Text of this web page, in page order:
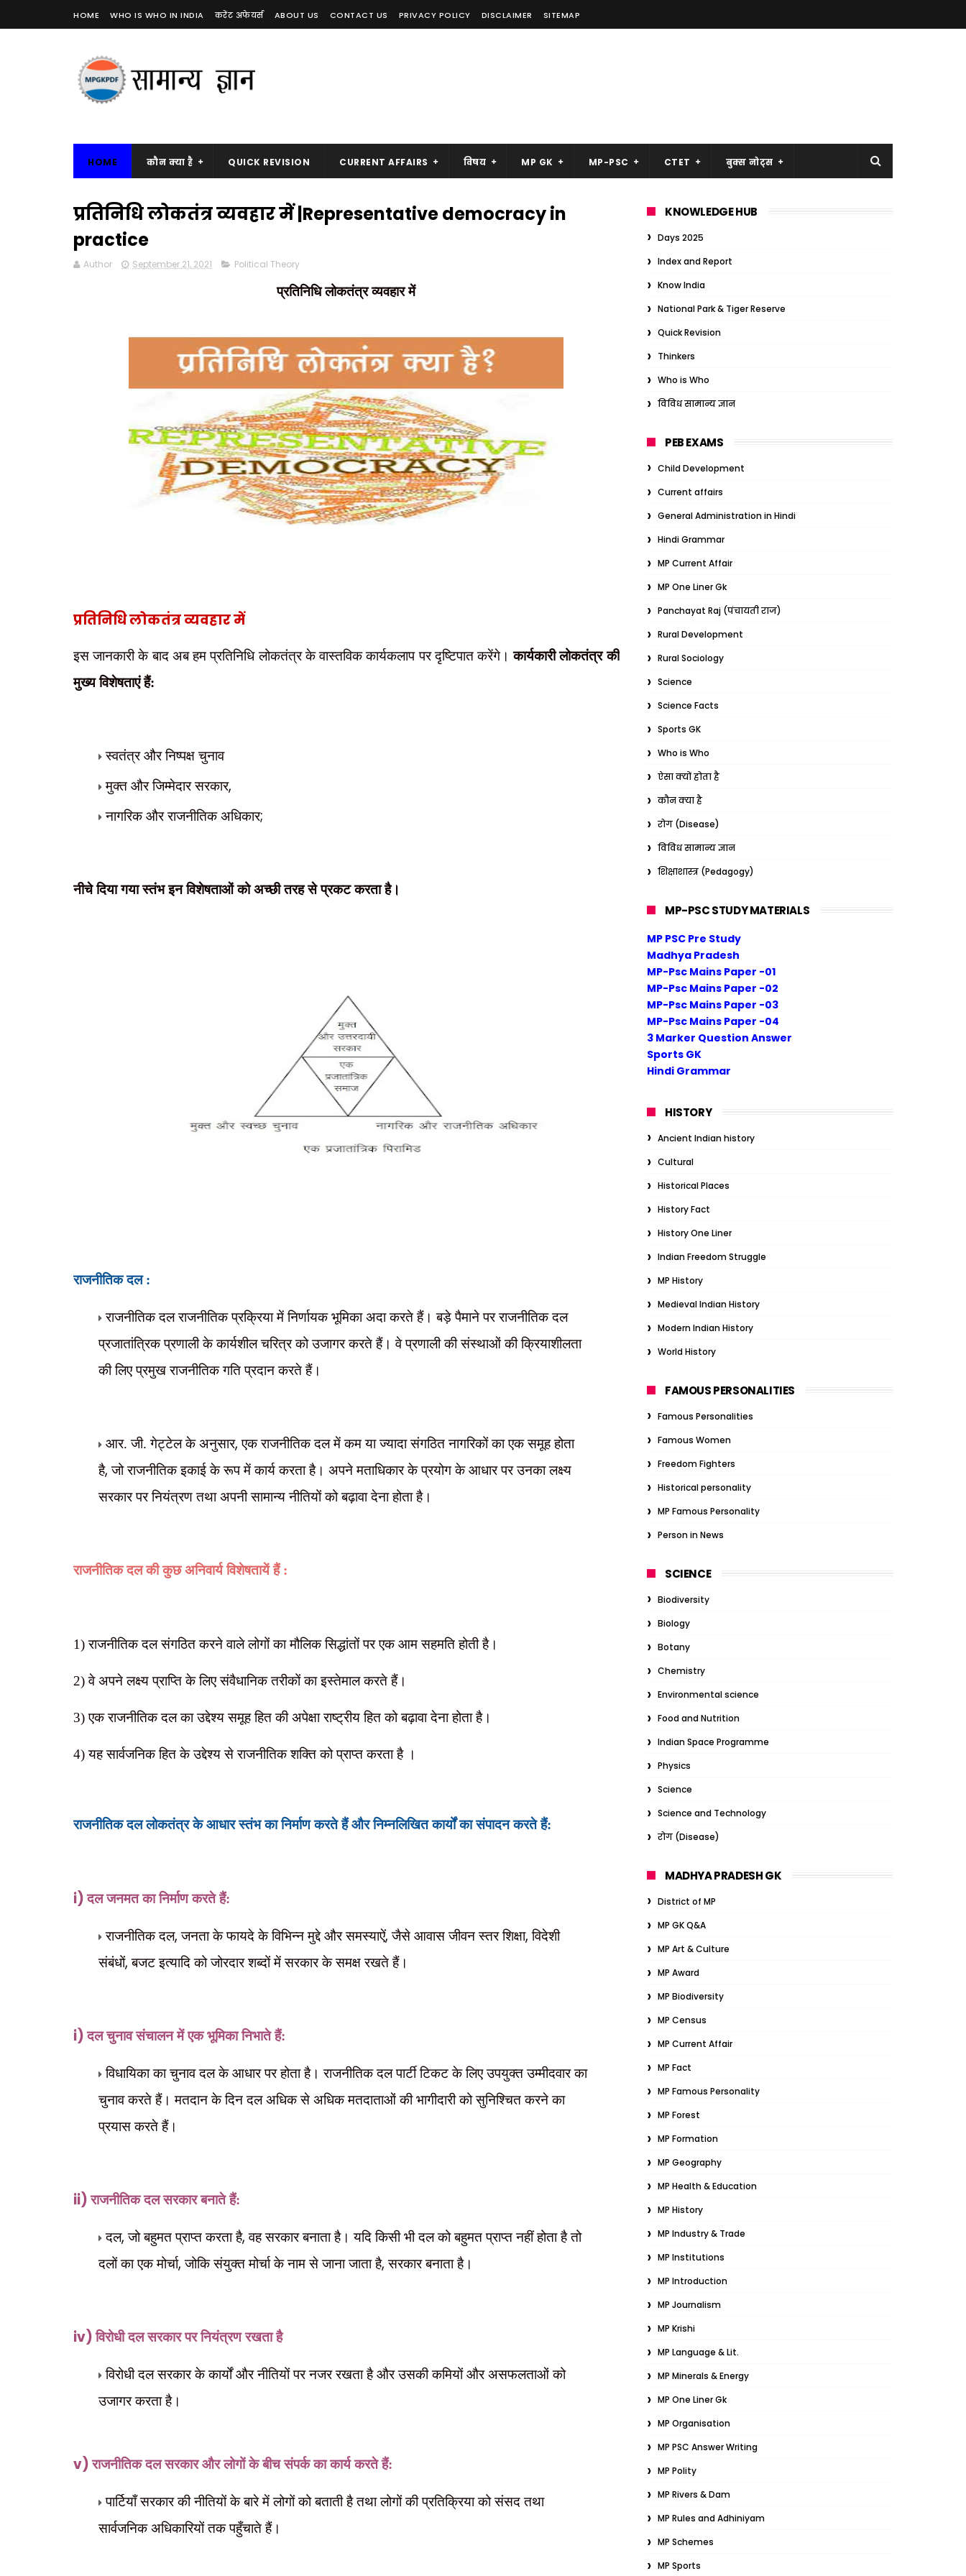
HOME WHO IS WHO IN INDIA करेंट अफेयर्स ABOUT US CONTACT US PRIVACY POLICY DISCLAIMER SITEMAP
HOME कौन क्या है QUICK REVISION CURRENT AFFAIRS विषय MP GK MP-PSC CTET बुक्स नोट्स
प्रतिनिधि लोकतंत्र व्यवहार में |Representative democracy in
practice
Author September 21, 2021 Political Theory
प्रतिनिधि लोकतंत्र व्यवहार में
प्रतिनिधि लोकतंत्र व्यवहार में
इस जानकारी के बाद अब हम प्रतिनिधि लोकतंत्र के वास्तविक कार्यकलाप पर दृष्टिपात करेंगे।कार्यकारी लोकतंत्र की
मुख्य विशेषताएं हैं:
स्वतंत्र और निष्पक्ष चुनाव
मुक्त और जिम्मेदार सरकार,
नागरिक और राजनीतिक अधिकार;
नीचे दिया गया स्तंभ इन विशेषताओं को अच्छी तरह से प्रकट करता है।
राजनीतिक दल :
राजनीतिक दल राजनीतिक प्रक्रिया में निर्णायक भूमिका अदा करते हैं। बड़े पैमाने पर राजनीतिक दल
प्रजातांत्रिक प्रणाली के कार्यशील चरित्र को उजागर करते हैं। वे प्रणाली की संस्थाओं की क्रियाशीलता
की लिए प्रमुख राजनीतिक गति प्रदान करते हैं।
आर. जी. गेट्टेल के अनुसार,एक राजनीतिक दल में कम या ज्यादा संगठित नागरिकों का एक समूह होता
है,जो राजनीतिक इकाई के रूप में कार्य करता है। अपने मताधिकार के प्रयोग के आधार पर उनका लक्ष्य
सरकार पर नियंत्रण तथा अपनी सामान्य नीतियों को बढ़ावा देना होता है।
राजनीतिक दल की कुछ अनिवार्य विशेषतायें हैं :
1) राजनीतिक दल संगठित करने वाले लोगों का मौलिक सिद्धांतों पर एक आम सहमतिहोती है।
2) वे अपने लक्ष्य प्राप्ति के लिए संवैधानिक तरीकों का इस्तेमाल करते हैं।
3) एक राजनीतिक दल का उद्देश्य समूह हित की अपेक्षा राष्ट्रीय हित को बढ़ावा देना होता है।
4) यह सार्वजनिक हित के उद्देश्य से राजनीतिक शक्ति को प्राप्त करता है ।
राजनीतिक दल लोकतंत्र के आधार स्तंभ का निर्माण करते हैं और निम्नलिखित कार्यों का संपादन करते हैं:
i)दल जनमत का निर्माण करते हैं:
राजनीतिक दल,जनता के फायदे के विभिन्न मुद्देऔर समस्याऐं,जैसे आवास जीवन स्तर शिक्षा,विदेशी
संबंधों,बजट इत्यादि कोजोरदार शब्दों में सरकार के समक्ष रखते हैं।
i)दल चुनाव संचालन में एक भूमिका निभाते हैं:
विधायिका का चुनाव दल के आधार पर होता है। राजनीतिक दल पार्टी टिकट के लिए उपयुक्त उम्मीदवार का
चुनाव करते हैं। मतदान के दिन दल अधिक से अधिक मतदाताओं की भागीदारी को सुनिश्चित करने का
प्रयास करते हैं।
ii)राजनीतिक दल सरकार बनाते हैं:
दल,जो बहुमत प्राप्त करता है,वह सरकार बनाता है। यदि किसी भी दल को बहुमत प्राप्त नहीं होता है तो
दलों का एक मोर्चा,जोकि संयुक्त मोर्चा के नाम से जाना जाता है,सरकार बनाता है।
iv)विरोधी दल सरकार पर नियंत्रण रखता है
विरोधी दल सरकार के कार्यों और नीतियों पर नजर रखता है और उसकी कमियों और असफलताओं को
उजागर करता है।
v)राजनीतिक दल सरकार और लोगों के बीच संपर्क का कार्य करते हैं:
पार्टियाँ सरकार की नीतियों के बारे में लोगों को बताती है तथा लोगों की प्रतिक्रिया को संसद तथा
सार्वजनिक अधिकारियों तक पहुँचाते हैं।
KNOWLEDGE HUB
Days 2025
Index and Report
Know India
National Park & Tiger Reserve
Quick Revision
Thinkers
Who is Who
विविध सामान्य ज्ञान
PEB EXAMS
Child Development
Current affairs
General Administration in Hindi
Hindi Grammar
MP Current Affair
MP One Liner Gk
Panchayat Raj (पंचायती राज)
Rural Development
Rural Sociology
Science
Science Facts
Sports GK
Who is Who
ऐसा क्यों होता है
कौन क्या है
रोग (Disease)
विविध सामान्य ज्ञान
शिक्षाशास्त्र (Pedagogy)
MP-PSC STUDY MATERIALS
MP PSC Pre Study
Madhya Pradesh
MP-Psc Mains Paper -01
MP-Psc Mains Paper -02
MP-Psc Mains Paper -03
MP-Psc Mains Paper -04
3 Marker Question Answer
Sports GK
Hindi Grammar
HISTORY
Ancient Indian history
Cultural
Historical Places
History Fact
History One Liner
Indian Freedom Struggle
MP History
Medieval Indian History
Modern Indian History
World History
FAMOUS PERSONALITIES
Famous Personalities
Famous Women
Freedom Fighters
Historical personality
MP Famous Personality
Person in News
SCIENCE
Biodiversity
Biology
Botany
Chemistry
Environmental science
Food and Nutrition
Indian Space Programme
Physics
Science
Science and Technology
रोग (Disease)
MADHYA PRADESH GK
District of MP
MP GK Q&A
MP Art & Culture
MP Award
MP Biodiversity
MP Census
MP Current Affair
MP Fact
MP Famous Personality
MP Forest
MP Formation
MP Geography
MP Health & Education
MP History
MP Industry & Trade
MP Institutions
MP Introduction
MP Journalism
MP Krishi
MP Language & Lit.
MP Minerals & Energy
MP One Liner Gk
MP Organisation
MP PSC Answer Writing
MP Polity
MP Rivers & Dam
MP Rules and Adhiniyam
MP Schemes
MP Sports